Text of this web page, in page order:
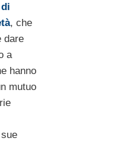
, che
dare
a
hanno
mutuo